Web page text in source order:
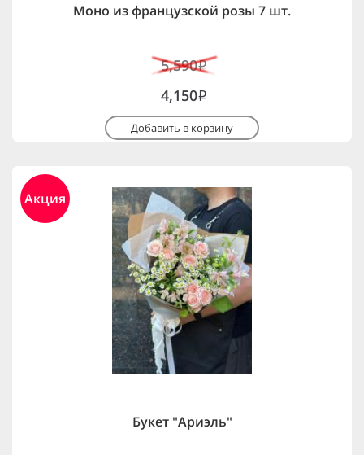
Моно из французской розы 7 шт.
5,590i
4,150i
Добавить в корзину
Акция
Букет "Ариэль"